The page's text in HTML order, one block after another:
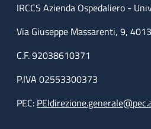
IRCCS Azienda Ospedaliero -
Via Giuseppe Massarenti, 9,
C.F. 92038610371
P.IVA 02553300373
PEC: